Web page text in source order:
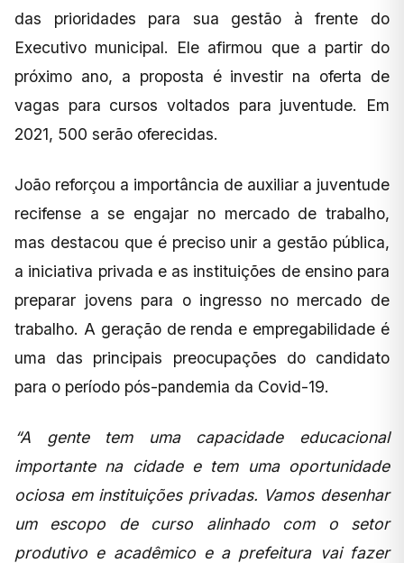
das prioridades para sua gestão à frente do
Executivo municipal. Ele afirmou que a partir do
próximo ano, a proposta é investir na oferta de
vagas para cursos voltados para juventude. Em
2021, 500 serão oferecidas.
João reforçou a importância de auxiliar a juventude
recifense a se engajar no mercado de trabalho,
mas destacou que é preciso unir a gestão pública,
a iniciativa privada e as instituições de ensino para
preparar jovens para o ingresso no mercado de
trabalho. A geração de renda e empregabilidade é
uma das principais preocupações do candidato
para o período pós-pandemia da Covid-19.
“A gente tem uma capacidade educacional
importante na cidade e tem uma oportunidade
ociosa em instituições privadas. Vamos desenhar
um escopo de curso alinhado com o setor
produtivo e acadêmico e a prefeitura vai fazer